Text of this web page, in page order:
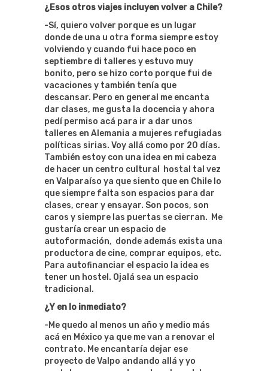
¿Esos otros viajes incluyen volver a Chile?
-Sí, quiero volver porque es un lugar
donde de una u otra forma siempre estoy
volviendo y cuando fui hace poco en
septiembre di talleres y estuvo muy
bonito, pero se hizo corto porque fui de
vacaciones y también tenía que
descansar. Pero en general me encanta
dar clases, me gusta la docencia y ahora
pedí permiso acá para ir a dar unos
talleres en Alemania a mujeres refugiadas
políticas sirias. Voy allá como por 20 días.
También estoy con una idea en mi cabeza
de hacer un centro cultural hostal tal vez
en Valparaíso ya que siento que en Chile lo
que siempre falta son espacios para dar
clases, crear y ensayar. Son pocos, son
caros y siempre las puertas se cierran. Me
gustaría crear un espacio de
autoformación, donde además exista una
productora de cine, comprar equipos, etc.
Para autofinanciar el espacio la idea es
tener un hostel. Ojalá sea un espacio
tradicional.
¿Y en lo inmediato?
-Me quedo al menos un año y medio más
acá en México ya que me van a renovar el
contrato. Me encantaría dejar ese
proyecto de Valpo andando allá y yo